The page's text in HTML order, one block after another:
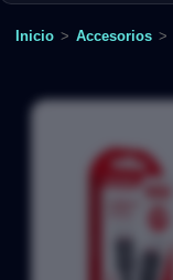
Inicio > Accesorios >